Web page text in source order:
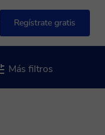
Regístrate gratis
Más filtros